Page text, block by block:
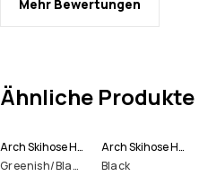
Mehr Bewertungen
Ähnliche Produkte
Arch Skihose Herren
Greenish/Black
Arch Skihose Herren
Black